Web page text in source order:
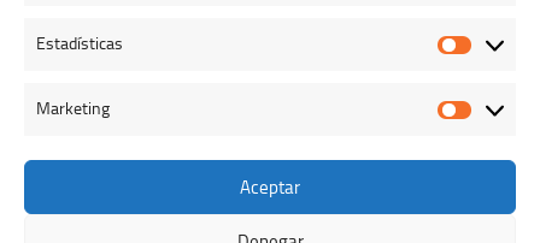
Estadísticas
Marketing
Aceptar
Colegio Oficial de Veterinarios de Cáceres © 2026. Todos los